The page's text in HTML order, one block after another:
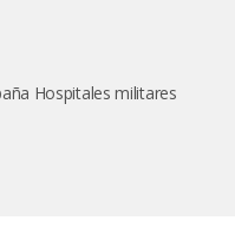
Hospitales militares